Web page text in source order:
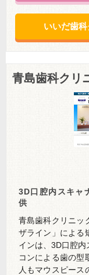
いいだ歯
青島歯科クリ
3D口腔内スキャ
供
青島歯科クリニッ
ザライン」による
インは、3D口腔
コンによる歯の型
人もマウスピース